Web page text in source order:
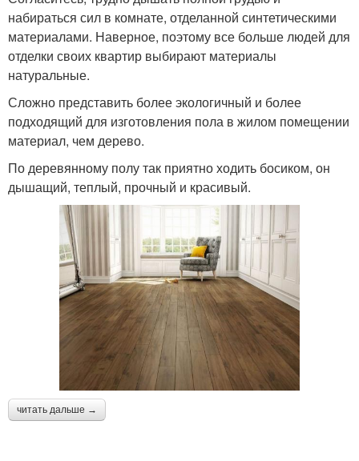
набираться сил в комнате, отделанной синтетическими
материалами. Наверное, поэтому все больше людей для
отделки своих квартир выбирают материалы
натуральные.
Сложно представить более экологичный и более
подходящий для изготовления пола в жилом помещении
материал, чем дерево.
По деревянному полу так приятно ходить босиком, он
дышащий, теплый, прочный и красивый.
читать дальше →